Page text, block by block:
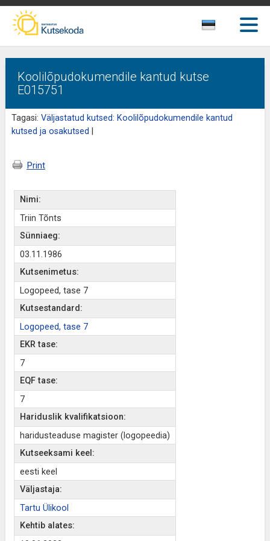
Koolilõpudokumendile kantud kutse
E015751
Tagasi: Väljastatud kutsed: Koolilõpudokumendile kantud
kutsed ja osakutsed
Print
Nimi:
Triin Tõnts
Sünniaeg:
03.11.1986
Kutsenimetus:
Logopeed, tase 7
Kutsestandard:
Logopeed, tase 7
EKR tase:
7
EQF tase:
7
Hariduslik kvalifikatsioon:
haridusteaduse magister (logopeedia)
Kutseeksami keel:
eesti keel
Väljastaja:
Tartu Ülikool
Kehtib alates: